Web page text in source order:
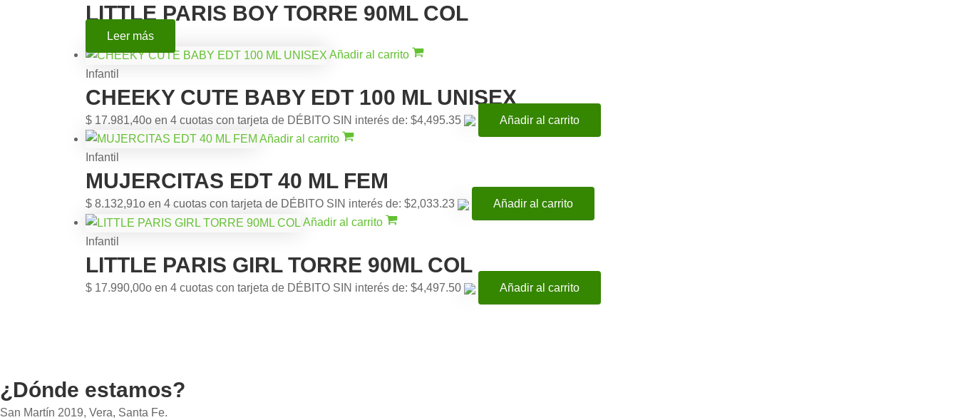
LITTLE PARIS BOY TORRE 90ML COL
Leer más
Añadir al carrito
Infantil
CHEEKY CUTE BABY EDT 100 ML UNISEX
$ 17.981,40o en 4 cuotas con tarjeta de DÉBITO SIN interés de: $4,495.35
Añadir al carrito
Añadir al carrito
Infantil
MUJERCITAS EDT 40 ML FEM
$ 8.132,91o en 4 cuotas con tarjeta de DÉBITO SIN interés de: $2,033.23
Añadir al carrito
Añadir al carrito
Infantil
LITTLE PARIS GIRL TORRE 90ML COL
$ 17.990,00o en 4 cuotas con tarjeta de DÉBITO SIN interés de: $4,497.50 Añadir al carrito
¿Dónde estamos?
San Martín 2019, Vera, Santa Fe.